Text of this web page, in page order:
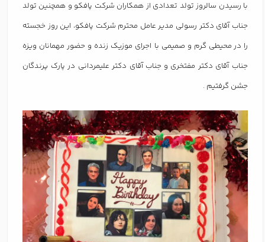
با رسیدن سالروز تولد تعدادی از همکاران شرکت پافکو و همچنین تولد
جناب آقای دکتر رسولی مدیر عامل محترم شرکت پافکو، این روز خجسته
را در محیطی گرم و صمیمی با اجرای موزیک زنده و حضور مهمانان ویزه
جناب آقای دکتر مفتخری و جناب آقای دکتر علیمردانی در پارک پرندگان
جشن گرفتیم .